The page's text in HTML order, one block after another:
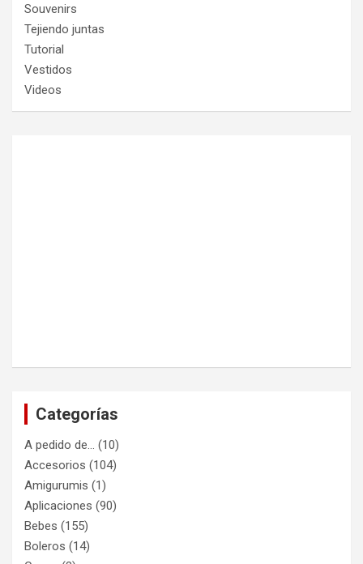
Souvenirs
Tejiendo juntas
Tutorial
Vestidos
Videos
Categorías
A pedido de…
(10)
Accesorios (104)
Amigurumis (1)
Aplicaciones (90)
Bebes (155)
Boleros (14)